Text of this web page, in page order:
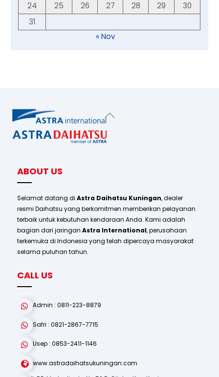
24
25 26 27 28 29
30
31
« Nov
Back
ABOUT US
Selamat datang di Astra Daihatsu Kuningan, dealer
resmi Daihatsu yang berkomitmen memberikan pelayanan
terbaik untuk kebutuhan kendaraan Anda. Kami adalah
bagian dari jaringan Astra International, perusahaan
terkemuka di Indonesia yang telah dipercaya masyarakat
selama puluhan tahun.
CALL US
Admin : 0811-223-8879
Safri : 0821-2867-7715
Usep : 0853-2411-1146
www.astradaihatsukuningan.com